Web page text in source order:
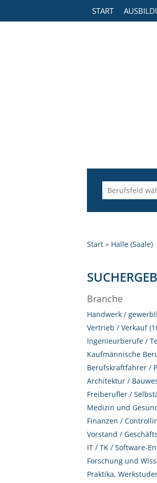
START
Start Halle (Saale)
Branche
Vertrieb / Verkauf
Ingenieurberufe /
Architektur /
Medizin und
Finanzen /
Vorstand /
IT / TK / Software-
Forschung und
Praktika,